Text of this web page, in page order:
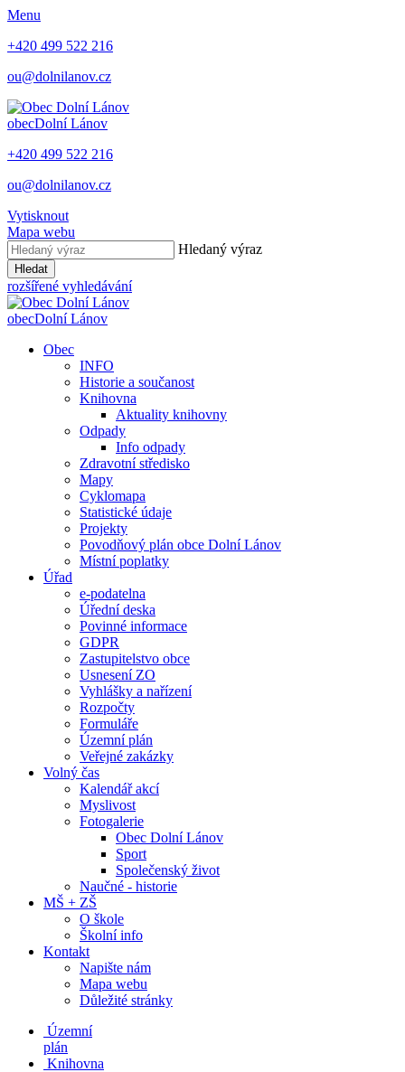
Menu
+420 499 522 216
ou@dolnilanov.cz
obecDolní Lánov
+420 499 522 216
ou@dolnilanov.cz
Vytisknout
Mapa webu
Hledaný výraz
Hledat
rozšířené vyhledávání
obecDolní Lánov
Obec
INFO
Historie a součanost
Knihovna
Aktuality knihovny
Odpady
Info odpady
Zdravotní středisko
Mapy
Cyklomapa
Statistické údaje
Projekty
Povodňový plán obce Dolní Lánov
Místní poplatky
Úřad
e-podatelna
Úřední deska
Povinné informace
GDPR
Zastupitelstvo obce
Usnesení ZO
Vyhlášky a nařízení
Rozpočty
Formuláře
Územní plán
Veřejné zakázky
Volný čas
Kalendář akcí
Myslivost
Fotogalerie
Obec Dolní Lánov
Sport
Společenský život
Naučné - historie
MŠ + ZŠ
O škole
Školní info
Kontakt
Napište nám
Mapa webu
Důležité stránky
Územní
plán
Knihovna